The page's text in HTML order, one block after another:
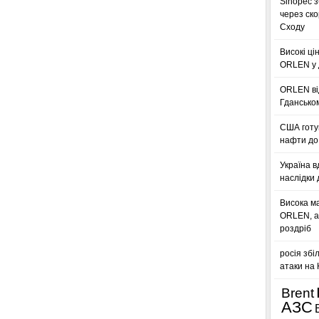
через
Сходу
Високі
ORLEN у
ORLEN
США
нафти до
Україна
Висока
ORLEN,
роздріб
росія
атаки на
Brent
АЗС